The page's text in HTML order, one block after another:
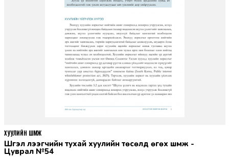
Шүгэл үлээгчийн тухай хуулийн төсөлд өгөх шүүмж -
Цуврал №54
ХУУЛИЙН ШҮҮМЖ